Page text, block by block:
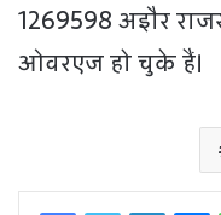
1269598 अइौर
ओवरएज हो चुके हैं।